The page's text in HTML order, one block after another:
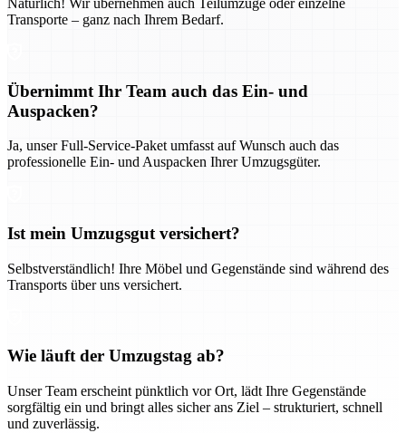
Transporte – ganz nach Ihrem Bedarf.
Übernimmt Ihr Team auch das Ein- und
Auspacken?
Ja, unser Full-Service-Paket umfasst auf Wunsch auch das
professionelle Ein- und Auspacken Ihrer Umzugsgüter.
Ist mein Umzugsgut versichert?
Selbstverständlich! Ihre Möbel und Gegenstände sind während des
Transports über uns versichert.
Wie läuft der Umzugstag ab?
Unser Team erscheint pünktlich vor Ort, lädt Ihre Gegenstände
sorgfältig ein und bringt alles sicher ans Ziel – strukturiert, schnell
und zuverlässig.